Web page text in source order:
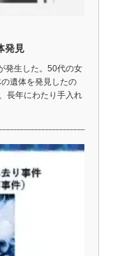
発見
発生した。50代の女
遺体を発見したの
長年にわたり手入れ